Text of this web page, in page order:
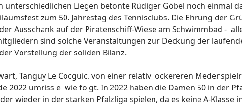
Liegen betonte Rüdiger Göbel noch einmal
zum 50. Jahrestag des Tennisclubs. Die Ehrung der
Ausschank auf der Piratenschiff-Wiese am Schwimmbad -
sind solche Veranstaltungen zur Deckung der
Vorstellung der soliden Bilanz.
Tanguy Le Cocguic, von einer relativ lockereren
2022 umriss e wie folgt. In 2022 haben die Damen 50 in der
wieder in der starken Pfalzliga spielen, da es keine A-Klasse